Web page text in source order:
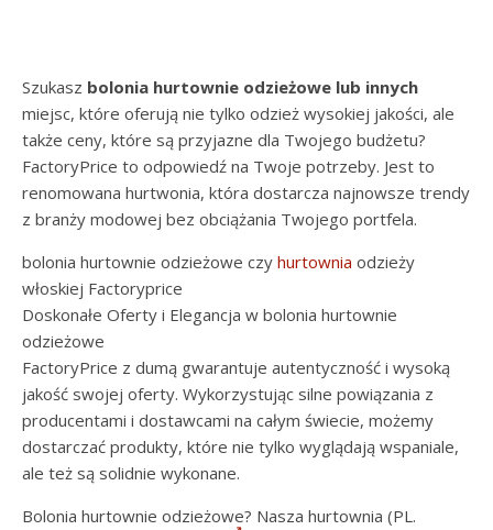
Szukasz bolonia hurtownie odzieżowe lub innych
miejsc, które oferują nie tylko odzież wysokiej jakości, ale
także ceny, które są przyjazne dla Twojego budżetu?
FactoryPrice to odpowiedź na Twoje potrzeby. Jest to
renomowana hurtwonia, która dostarcza najnowsze trendy
z branży modowej bez obciążania Twojego portfela.
bolonia hurtownie odzieżowe czy hurtownia odzieży
włoskiej Factoryprice
Doskonałe Oferty i Elegancja w bolonia hurtownie
odzieżowe
FactoryPrice z dumą gwarantuje autentyczność i wysoką
jakość swojej oferty. Wykorzystując silne powiązania z
producentami i dostawcami na całym świecie, możemy
dostarczać produkty, które nie tylko wyglądają wspaniale,
ale też są solidnie wykonane.
Bolonia hurtownie odzieżowe? Nasza hurtownia (PL.